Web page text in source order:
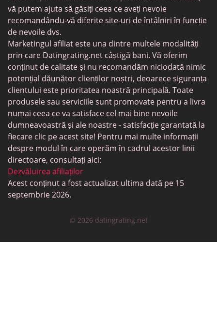
Întâlniri trans
Întâlniri pentru seniori
MyLOL
Întâlniri gay
Întâlniri lesbiene
Site-uri de întâlniri negre
SugarDaddyMeet
LatinAmericanCupid
CatholicMatch
vă putem ajuta să găsiți ceea ce aveți nevoie
recomandându-vă diferite site-uri de întâlniri în funcție
de nevoile dvs.
Marketingul afiliat este una dintre multele modalități
prin care Datingrating.net câștigă bani. Vă oferim
conținut de calitate și nu recomandăm niciodată nimic
potențial dăunător clienților noștri, deoarece siguranța
clientului este prioritatea noastră principală. Toate
produsele sau serviciile sunt promovate pentru a livra
numai ceea ce va satisface cel mai bine nevoile
dumneavoastră și ale noastre - satisfacție garantată la
fiecare clic pe acest site! Pentru mai multe informații
despre modul în care operăm în cadrul acestor linii
directoare, consultați aici:
Dezvăluirea afiliaților
Acest conținut a fost actualizat ultima dată pe 15
septembrie 2026.
© 2026 datingrating.net